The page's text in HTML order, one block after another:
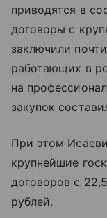
приводятся в
договоры с
заключили
работающих в
на
закупок
При этом
крупнейшие
договоров с
рублей.